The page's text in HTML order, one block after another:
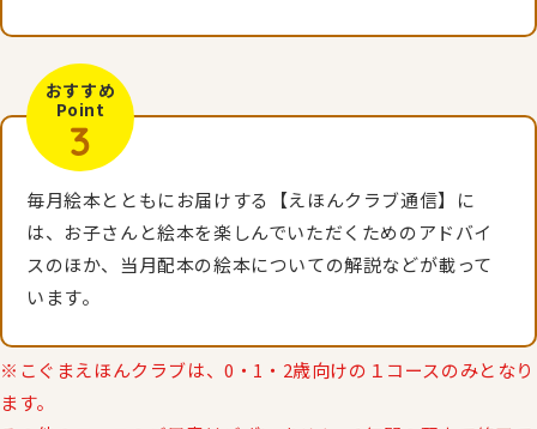
おすすめ
Point
3
毎月絵本とともにお届けする【えほんクラブ通信】に
は、お子さんと絵本を楽しんでいただくためのアドバイ
スのほか、当月配本の絵本についての解説などが載って
います。
※こぐまえほんクラブは、0・1・2歳向けの１コースのみとなり
ます。